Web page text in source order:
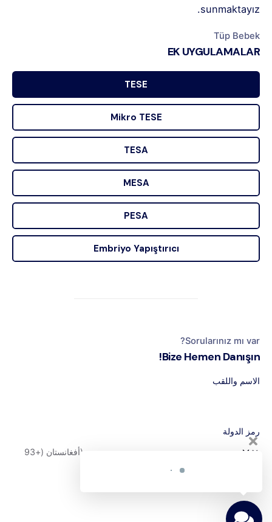
sunmaktayız.
Tüp Bebek
EK UYGULAMALAR
TESE
Mikro TESE
TESA
MESA
PESA
Embriyo Yapıştırıcı
Sorularınız mı var?
Bize Hemen Danışın!
الاسم واللقب
رمز الدولة